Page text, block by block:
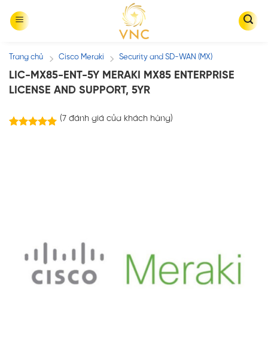
Trang chủ / Cisco Meraki / Security and SD-WAN (MX)
LIC-MX85-ENT-5Y MERAKI MX85 ENTERPRISE
LICENSE AND SUPPORT, 5YR
(7đánh giá của khách hàng)